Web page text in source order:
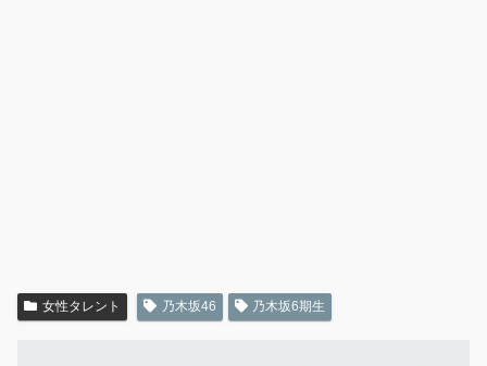
女性タレント 乃木坂46 乃木坂6期生